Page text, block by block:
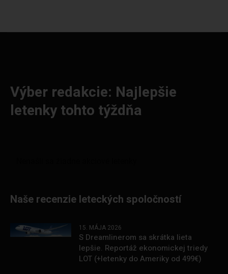
Výber redakcie: Najlepšie
letenky tohto týždňa
Naše recenzie leteckých spoločností
15. MÁJA 2026
S Dreamlinerom sa skrátka lieta
lepšie. Reportáž ekonomickej triedy
LOT (+letenky do Ameriky od 499€)